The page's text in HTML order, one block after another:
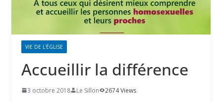
VIE DE L'ÉGLISE
Accueillir la différence
3 octobre 2018 Le Sillon 2674 Views